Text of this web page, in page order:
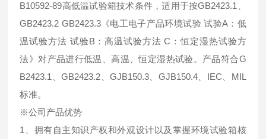
B10592-89高低温试验箱技术条件，适用于按GB2423.1、
GB2423.2 GB2423.3《电工电子产品环境试验 试验A：低
温试验方法 试验B：高温试验方法 C：恒定湿热试验方
法》对产品进行低温、高温、恒定湿热试验。产品符合G
B2423.1、GB2423.2、GJB150.3、GJB150.4、IEC、MIL
标准。
※公司产品优势
1、拥有自主知识产权和外观设计以及掌握环境试验箱核